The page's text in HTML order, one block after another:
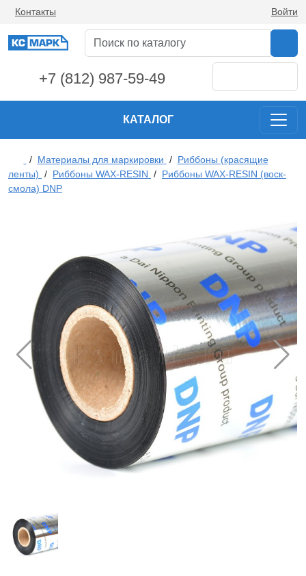
Контакты Войти
+7 (812) 987-59-49
КАТАЛОГ
/ Материалы для маркировки / Риббоны (красящие
ленты) / Риббоны WAX-RESIN / Риббоны WAX-RESIN (воск-
смола) DNP